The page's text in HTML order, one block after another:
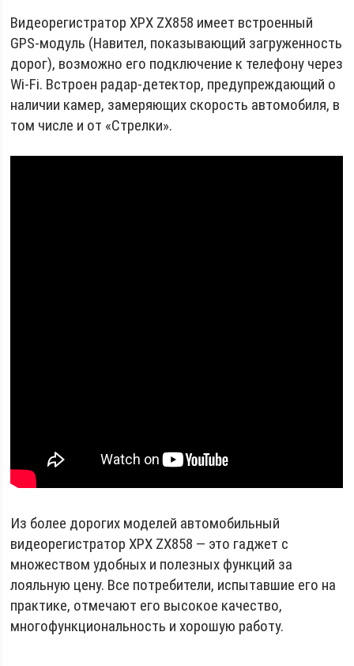
Видеорегистратор ХРХ ZX858 имеет встроенный
GPS-модуль (Навител, показывающий загруженность
дорог), возможно его подключение к телефону через
Wi-Fi. Встроен радар-детектор, предупреждающий о
наличии камер, замеряющих скорость автомобиля, в
том числе и от «Стрелки».
Из более дорогих моделей автомобильный
видеорегистратор XPX ZX858 — это гаджет с
множеством удобных и полезных функций за
лояльную цену. Все потребители, испытавшие его на
практике, отмечают его высокое качество,
многофункциональность и хорошую работу.